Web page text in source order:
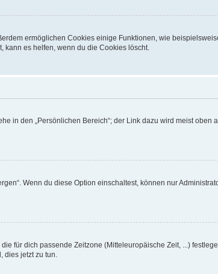
ermöglichen Cookies einige Funktionen, wie
kann es helfen, wenn du die Cookies löscht.
in den „Persönlichen Bereich“; der Link dazu wird meist oben
Wenn du diese Option einschaltest, können nur
für dich passende Zeitzone (Mitteleuropäische Zeit, ...)
jetzt zu tun.